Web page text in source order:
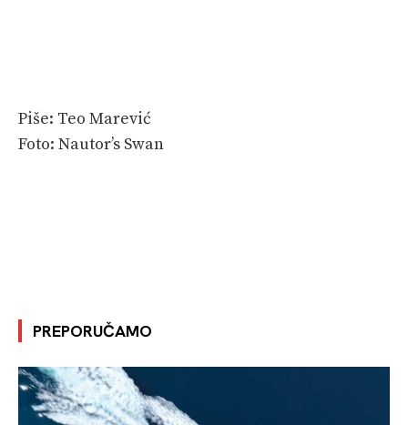
Piše: Teo Marević
Foto: Nautor’s Swan
PREPORUČAMO